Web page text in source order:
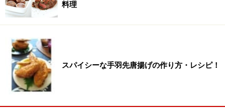
料理
スパイシーな手羽先唐揚げの作り方・レシピ！